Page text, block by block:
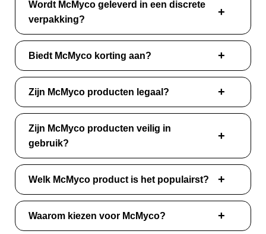
Wordt McMyco geleverd in een discrete
verpakking?
Biedt McMyco korting aan?
Zijn McMyco producten legaal?
Zijn McMyco producten veilig in
gebruik?
Welk McMyco product is het populairst?
Waarom kiezen voor McMyco?